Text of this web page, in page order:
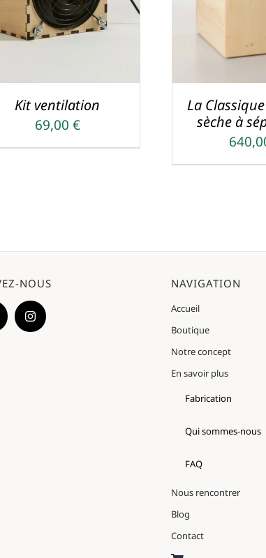
Kit ventilation
69,00 €
La
sèche à
NOUS NAVIGATION
Accueil
Boutique
Notre concept
En savoir plus
Fabrication
Qui sommes-nous
FAQ
Nous rencontrer
Blog
Contact